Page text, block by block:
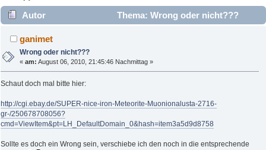
Autor
Thema: Wrong oder nicht???
(Gelesen 3747 mal)
ganimet
Wrong oder nicht???
«am: August 06, 2010, 21:45:46 Nachmittag »
Schaut doch mal bitte hier:
http://cgi.ebay.de/SUPER-nice-iron-Meteorite-Muonionalusta-2716-
gr-/250678708056?
cmd=ViewItem&pt=LH_DefaultDomain_0&hash=item3a5d9d8758
Sollte es doch ein Wrong sein, verschiebe ich den noch in die entsprechende